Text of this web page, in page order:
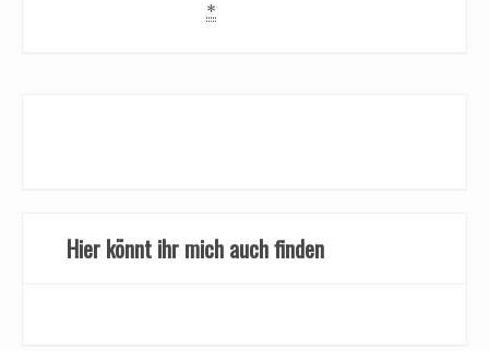
*
Hier könnt ihr mich auch finden